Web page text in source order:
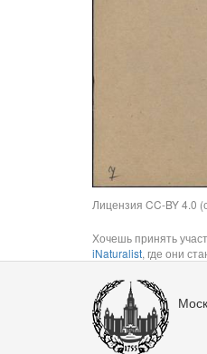
Лицензия CC-BY 4.0
Хочешь принять
iNaturalist, где они